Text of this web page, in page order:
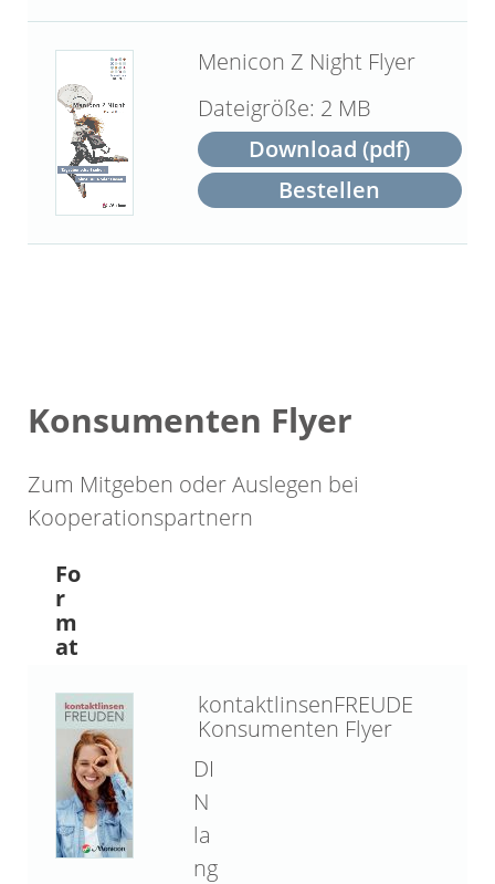
Menicon Z Night Flyer
2 MB
Download (pdf)
Bestellen
Konsumenten Flyer
Zum Mitgeben oder Auslegen bei
Kooperationspartnern
Fo
r
m
at
kontaktlinsenFREUDE
Konsumenten Flyer
DI
N
la
ng